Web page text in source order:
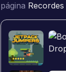
página Recordes